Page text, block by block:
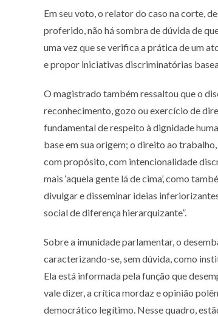
Em seu voto, o relator do caso na corte,
proferido, não há sombra de dúvida de
uma vez que se verifica a prática de um
e propor iniciativas discriminatórias
O magistrado também ressaltou que o
reconhecimento, gozo ou exercício de
fundamental de respeito à dignidade
base em sua origem; o direito ao
com propósito, com intencionalidade
mais ‘aquela gente lá de cima’, como
divulgar e disseminar ideias
social de diferença hierarquizante”.
Sobre a imunidade parlamentar, o
caracterizando-se, sem dúvida, como
Ela está informada pela função que
vale dizer, a crítica mordaz e opinião
democrático legítimo. Nesse quadro,